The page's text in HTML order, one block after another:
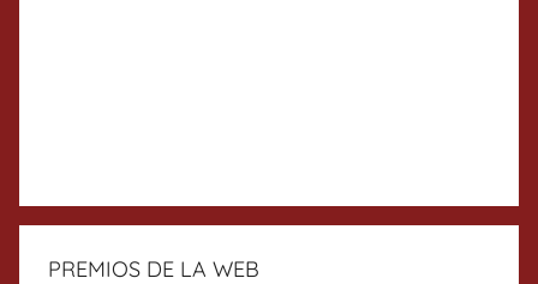
PREMIOS DE LA WEB